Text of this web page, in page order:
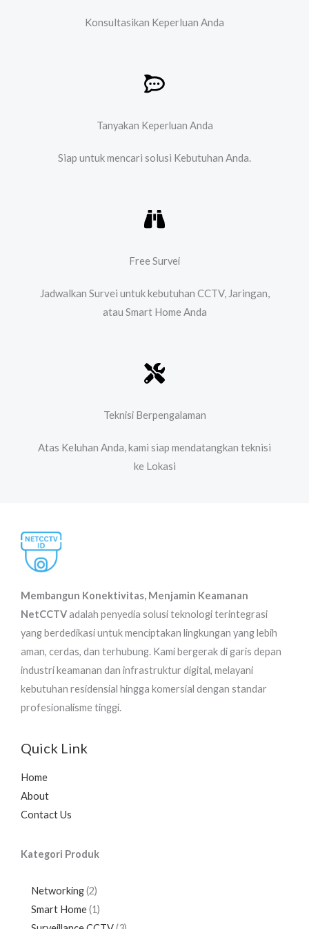
Konsultasikan Keperluan Anda
Tanyakan Keperluan Anda
Siap untuk mencari solusi Kebutuhan Anda.​
Free Survei
Jadwalkan Survei untuk kebutuhan CCTV, Jaringan,
atau Smart Home Anda
Teknisi Berpengalaman
Atas Keluhan Anda, kami siap mendatangkan teknisi
ke Lokasi​
Membangun Konektivitas, Menjamin Keamanan
NetCCTVadalah penyedia solusi teknologi terintegrasi
yang berdedikasi untuk menciptakan lingkungan yang lebih
aman, cerdas, dan terhubung. Kami bergerak di garis depan
industri keamanan dan infrastruktur digital, melayani
kebutuhan residensial hingga komersial dengan standar
profesionalisme tinggi.
Quick Link
Home
About
Contact Us
Kategori Produk
Networking 2
Smart Home 1